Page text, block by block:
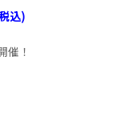
込)
催！